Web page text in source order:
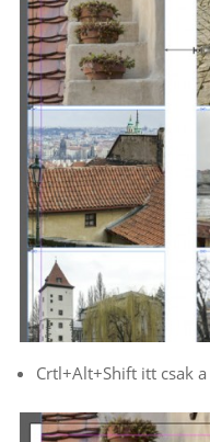
Crtl+Alt+Shift itt csak